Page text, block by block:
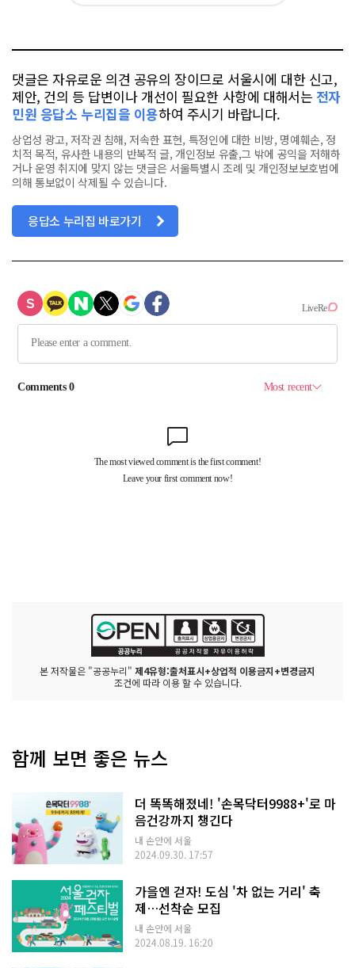
댓글은 자유로운 의견 공유의 장이므로 서울시에 대한 신고,
제안, 건의 등 답변이나 개선이 필요한 사항에 대해서는 전자
민원 응답소 누리집을 이용하여 주시기 바랍니다.
상업성 광고, 저작권 침해, 저속한 표현, 특정인에 대한 비방, 명예훼손, 정
치적 목적, 유사한 내용의 반복적 글, 개인정보 유출,그 밖에 공익을 저해하
거나 운영 취지에 맞지 않는 댓글은 서울특별시 조례 및 개인정보보호법에
의해 통보없이 삭제될 수 있습니다.
응답소 누리집 바로가기
본 저작물은 "공공누리" 제4유형:출처표시+상업적 이용금지+변경금지
조건에 따라 이용 할 수 있습니다.
함께 보면 좋은 뉴스
더 똑똑해졌네! '손목닥터9988+'로 마
음건강까지 챙긴다
내 손안에 서울
2024.09.30. 17:57
가을엔 걷자! 도심 '차 없는 거리' 축
제…선착순 모집
내 손안에 서울
2024.08.19. 16:20